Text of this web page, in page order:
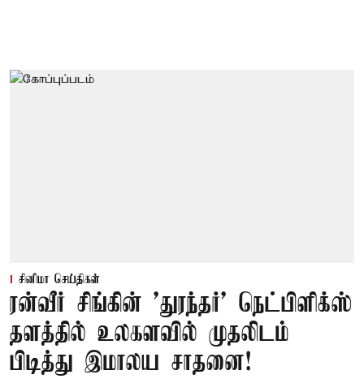
சினிமா செய்திகள்
ரன்வீர் சிங்கின் 'துரந்தர்' நெட்பிளிக்ஸ்
தளத்தில் உலகளவில் முதலிடம்
பிடித்து இமாலய சாதனை!